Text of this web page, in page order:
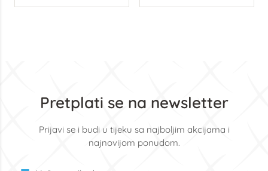
Pretplati se na newsletter
Prijavi se i budi u tijeku sa najboljim akcijama i
najnovijom ponudom.